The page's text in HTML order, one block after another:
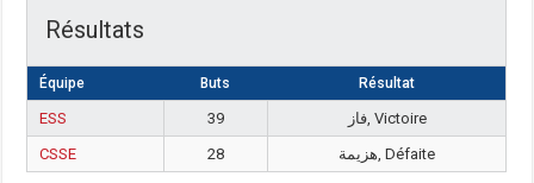
Résultats
Équipe Buts Résultat
ESS 39
فاز, Victoire
CSSE
28 هزيمة, Défaite